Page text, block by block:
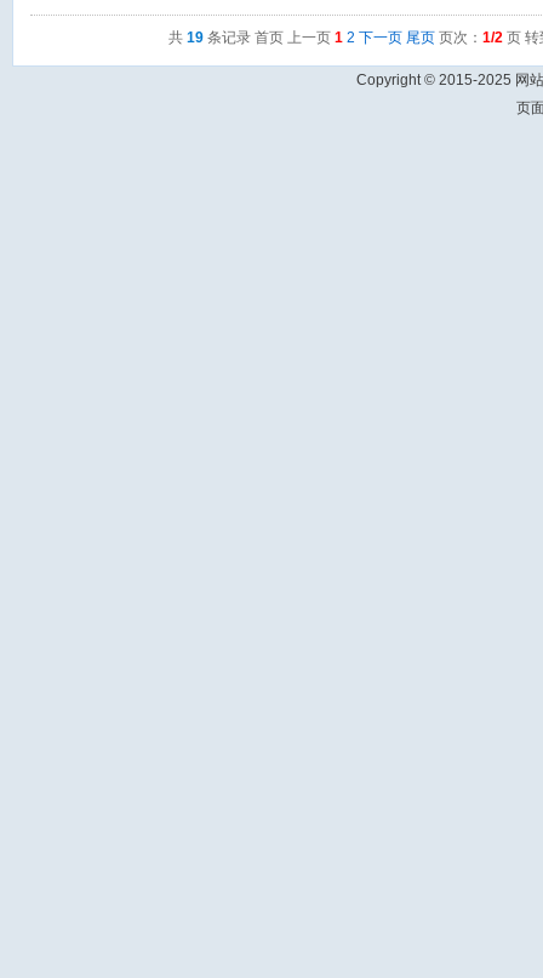
共 19条记录 首页 上一页 1 2 下一页 尾页页次： 1/2页 转
Copyright © 2015-2025 网
页